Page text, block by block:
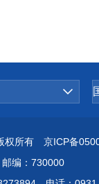
权所有 京ICP备
编：730000